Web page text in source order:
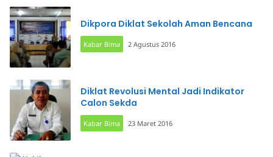
Dikpora Diklat Sekolah Aman Bencana
Kabar Bima 2 Agustus 2016
Diklat Revolusi Mental Jadi Indikator
Calon Sekda
Kabar Bima 23 Maret 2016